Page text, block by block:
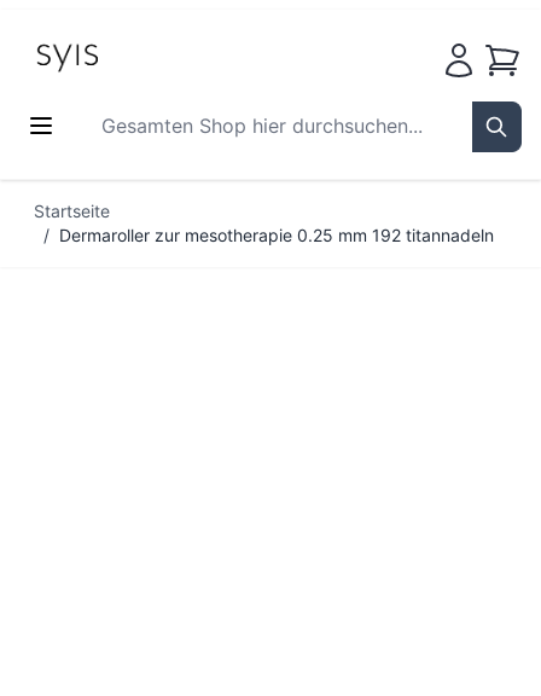
Gesamten Shop hier durchsuchen...
Startseite
/ Dermaroller zur mesotherapie 0.25 mm 192 titannadeln